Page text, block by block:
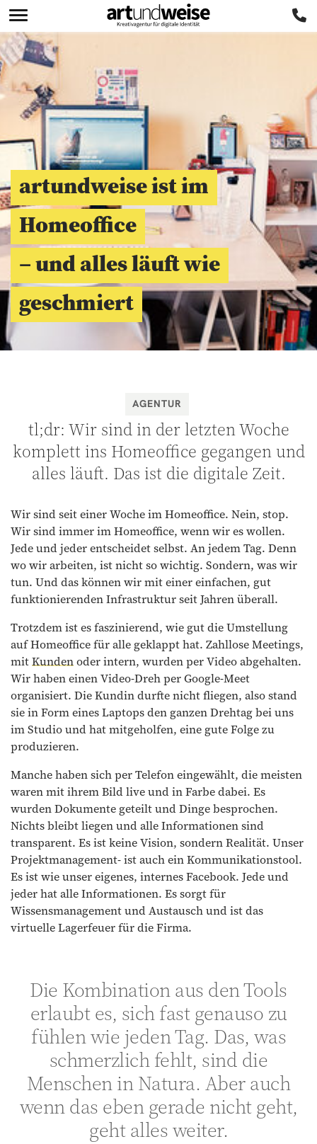
artundweise ist im
Homeoffice
– und alles läuft wie
geschmiert
AGENTUR
tl;dr: Wir sind in der letzten Woche
komplett ins Homeoffice gegangen und
alles läuft. Das ist die digitale Zeit.
Wir sind seit einer Woche im Homeoffice. Nein, stop.
Wir sind immer im Homeoffice, wenn wir es wollen.
Jede und jeder entscheidet selbst. An jedem Tag. Denn
wo wir arbeiten, ist nicht so wichtig. Sondern, was wir
tun. Und das können wir mit einer einfachen, gut
funktionierenden Infrastruktur seit Jahren überall.
Trotzdem ist es faszinierend, wie gut die Umstellung
auf Homeoffice für alle geklappt hat. Zahllose Meetings,
mitKundenoder intern, wurden per Video abgehalten.
Wir haben einen Video-Dreh per Google-Meet
organisiert. Die Kundin durfte nicht fliegen, also stand
sie in Form eines Laptops den ganzen Drehtag bei uns
im Studio und hat mitgeholfen, eine gute Folge zu
produzieren.
Manche haben sich per Telefon eingewählt, die meisten
waren mit ihrem Bild live und in Farbe dabei. Es
wurden Dokumente geteilt und Dinge besprochen.
Nichts bleibt liegen und alle Informationen sind
transparent. Es ist keine Vision, sondern Realität. Unser
Projektmanagement- ist auch ein Kommunikationstool.
Es ist wie unser eigenes, internes Facebook. Jede und
jeder hat alle Informationen. Es sorgt für
Wissensmanagement und Austausch und ist das
virtuelle Lagerfeuer für die Firma.
Die Kombination aus den Tools
erlaubt es, sich fast genauso zu
fühlen wie jeden Tag. Das, was
schmerzlich fehlt, sind die
Menschen in Natura. Aber auch
wenn das eben gerade nicht geht,
geht alles weiter.